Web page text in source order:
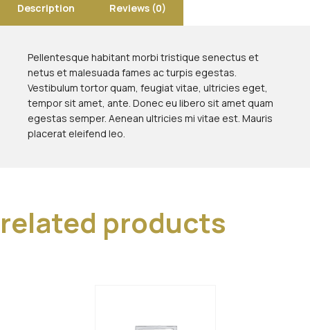
Description Reviews (0)
Pellentesque habitant morbi tristique senectus et
netus et malesuada fames ac turpis egestas.
Vestibulum tortor quam, feugiat vitae, ultricies eget,
tempor sit amet, ante. Donec eu libero sit amet quam
egestas semper. Aenean ultricies mi vitae est. Mauris
placerat eleifend leo.
related products